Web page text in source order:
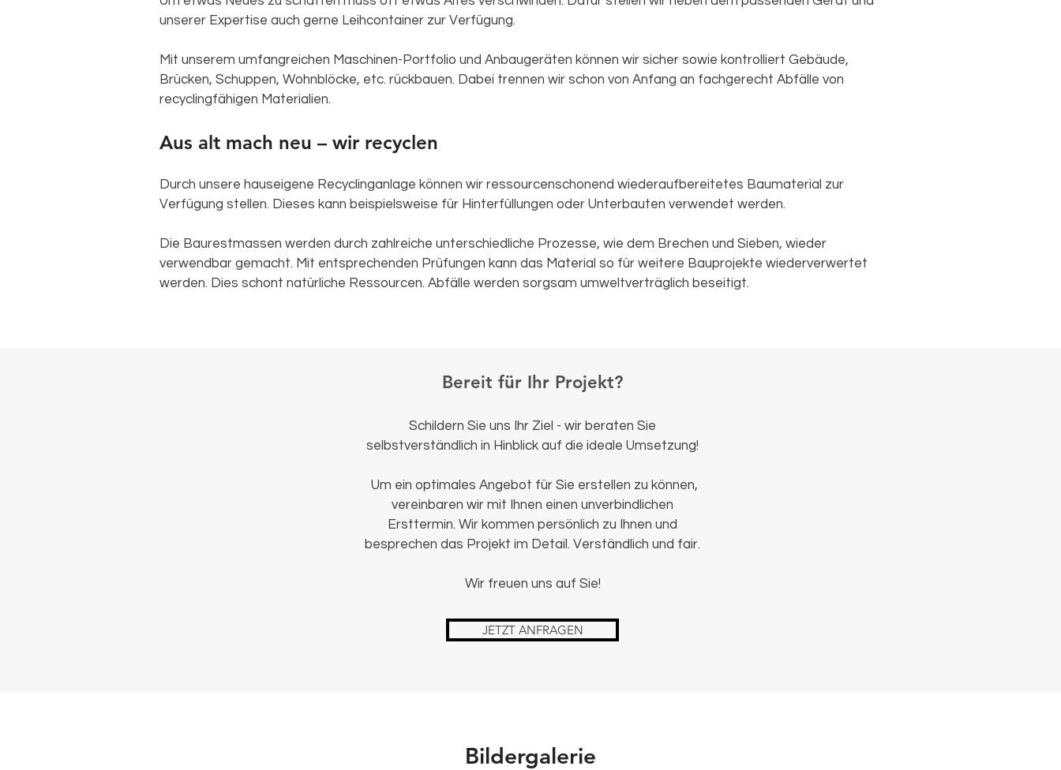
unserer Expertise auch gerne Leihcontainer zur Verfügung.
Mit unserem umfangreichen Maschinen-Portfolio und Anbaugeräten können wir sicher sowie kontrolliert Gebäude,
Brücken, Schuppen, Wohnblöcke, etc. rückbauen. Dabei trennen wir schon von Anfang an fachgerecht Abfälle von
recyclingfähigen Materialien.
Aus alt mach neu – wir recyclen
Durch unsere hauseigene Recyclinganlage können wir ressourcenschonend wiederaufbereitetes Baumaterial zur
Verfügung stellen. Dieses kann beispielsweise für Hinterfüllungen oder Unterbauten verwendet werden.
Die Baurestmassen werden durch zahlreiche unterschiedliche Prozesse, wie dem Brechen und Sieben, wieder
verwendbar gemacht. Mit entsprechenden Prüfungen kann das Material so für weitere Bauprojekte wiederverwertet
werden. Dies schont natürliche Ressourcen. Abfälle werden sorgsam umweltverträglich beseitigt.
Bildergalerie
Bereit für Ihr Projekt?
Schildern Sie uns Ihr Ziel - wir beraten Sie
selbstverständlich in Hinblick auf die ideale Umsetzung!
Um ein optimales Angebot für Sie erstellen zu können,
vereinbaren wir mit Ihnen einen unverbindlichen
Ersttermin. Wir kommen persönlich zu Ihnen und
besprechen das Projekt im Detail. Verständlich und fair.
Wir freuen uns auf Sie!
JETZT ANFRAGEN